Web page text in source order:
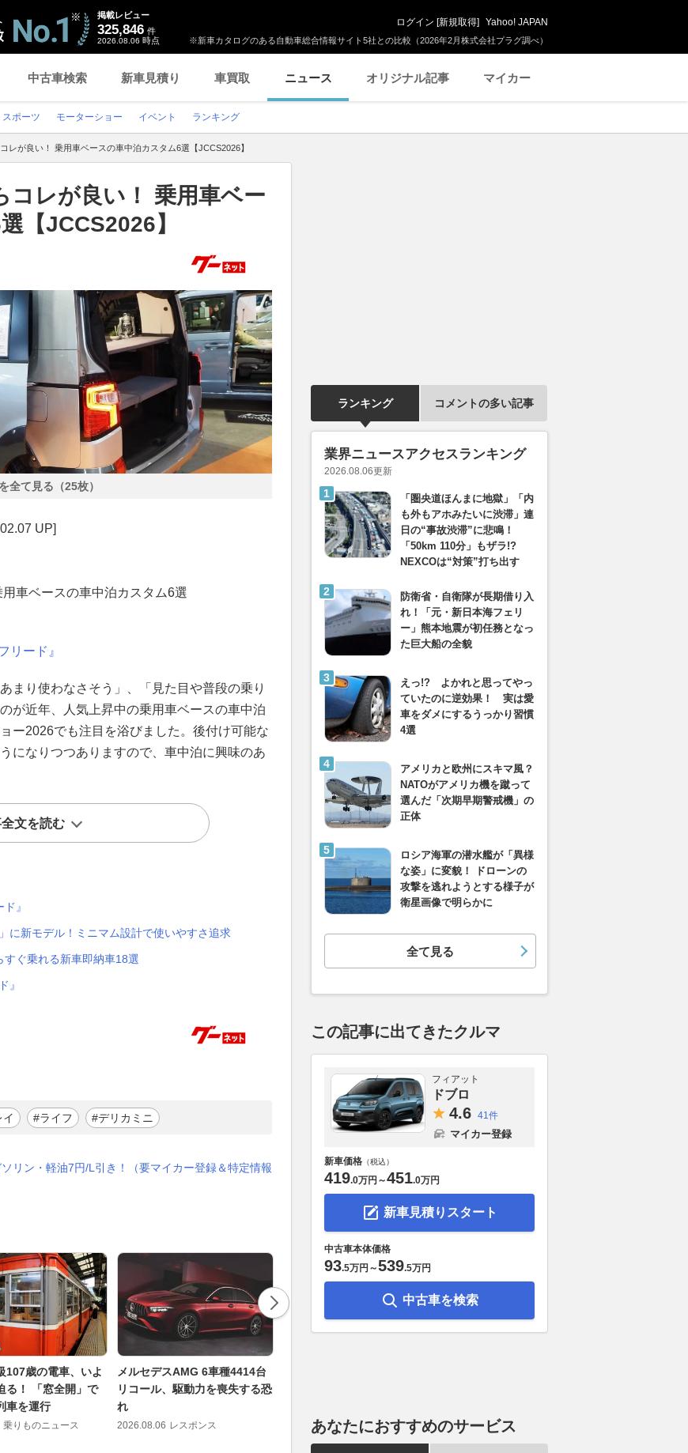
※新車カタログのある自動車総合情報サイト5社との比較（2026年2月株式会社プラグ調べ）
掲載レビュー
325,846 件
2026.08.06 時点
ログイン [新規取得] Yahoo! JAPAN
中古車検索 新車見積り 車買取 ニュース オリジナル記事 マイカー
スポーツ モーターショー イベント ランキング
レが良い！ 乗用車ベースの車中泊カスタム6選【JCCS2026】
コレが良い！ 乗用車ベー
【JCCS2026】
全て見る（25枚）
UP]
車ベースの車中泊カスタム6選
リード』
まり使わなさそう」、「見た目や普段の乗り
が近年、人気上昇中の乗用車ベースの車中泊
ー2026でも注目を浴びました。後付け可能な
になりつつありますので、車中泊に興味のあ
文を読む
』
に新モデル！ミニマム設計で使いやすさ追求
すぐ乗れる新車即納車18選
』
イ #ライフ #デリカミニ
リン・軽油7円/L引き！（要マイカー登録＆特定情報
107歳の電車、いよ
る！ 「窓全開」で
車を運行
乗りものニュース
メルセデスAMG 6車種4414台
リコール、駆動力を喪失する恐
れ
2026.08.06 レスポンス
ョートキャブトラクタ」を設
2026.08.06 ベストカーWeb
ランキング コメントの多い記事
業界ニュースアクセスランキング
2026.08.06更新
「圏央道ほんまに地獄」「内
も外もアホみたいに渋滞」連
日の“事故渋滞”に悲鳴！
「50km 110分」もザラ!?
NEXCOは“対策”打ち出す
防衛省・自衛隊が長期借り入
れ！「元・新日本海フェリ
ー」熊本地震が初任務となっ
た巨大船の全貌
えっ!? よかれと思ってやっ
ていたのに逆効果！ 実は愛
車をダメにするうっかり習慣
4選
アメリカと欧州にスキマ風？
NATOがアメリカ機を蹴って
選んだ「次期早期警戒機」の
正体
ロシア海軍の潜水艦が「異様
な姿」に変貌！ ドローンの
攻撃を逃れようとする様子が
衛星画像で明らかに
全て見る
この記事に出てきたクルマ
フィアット
ドブロ
4.6 41件
マイカー登録
新車価格 （税込）
419.0万円 ～451.0万円
新車見積りスタート
中古車本体価格
93.5万円 ～539.5万円
中古車を検索
あなたにおすすめのサービス